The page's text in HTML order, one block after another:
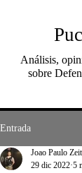
Análisis,
sobre
Entrada
Joao Paulo
29 dic 2022 5